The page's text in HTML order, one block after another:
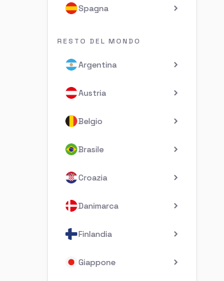
Spagna
RESTO DEL MONDO
Argentina
Austria
Belgio
Brasile
Croazia
Danimarca
Finlandia
Giappone